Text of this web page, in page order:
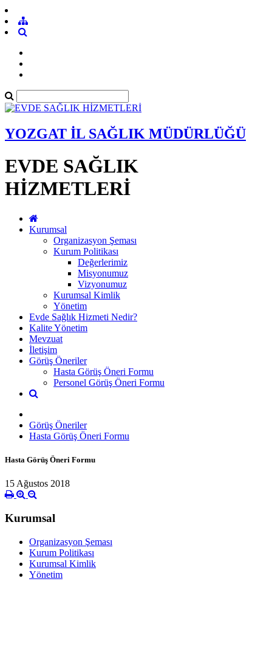
YOZGAT İL SAĞLIK MÜDÜRLÜĞÜ
EVDE SAĞLIK
HİZMETLERİ
Kurumsal
Organizasyon Şeması
Kurum Politikası
Değerlerimiz
Misyonumuz
Vizyonumuz
Kurumsal Kimlik
Yönetim
Evde Sağlık Hizmeti Nedir?
Kalite Yönetim
Mevzuat
İletişim
Görüş Öneriler
Hasta Görüş Öneri Formu
Personel Görüş Öneri Formu
Görüş Öneriler
Hasta Görüş Öneri Formu
Hasta Görüş Öneri Formu
15 Ağustos 2018
Kurumsal
Organizasyon Şeması
Kurum Politikası
Kurumsal Kimlik
Yönetim